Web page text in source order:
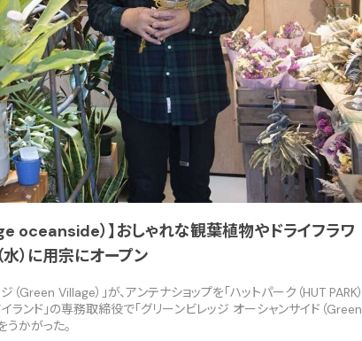
oceanside）】おしゃれな観葉植物やドライフラワ
）に用宗にオープン
Village）」が、アンテナショップを「ハットパーク（HUT PARK）
ンド」の専務取締役で「グリーンビレッジ オーシャンサイド（Green
かがった。